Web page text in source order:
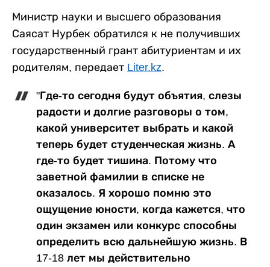
Министр науки и высшего образования
Саясат Нурбек обратился к не получивших
государственный грант абитуриентам и их
родителям, передает Liter.kz.
"Где-то сегодня будут объятия, слезы
радости и долгие разговоры о том,
какой университет выбрать и какой
теперь будет студенческая жизнь. А
где-то будет тишина. Потому что
заветной фамилии в списке не
оказалось. Я хорошо помню это
ощущение юности, когда кажется, что
один экзамен или конкурс способны
определить всю дальнейшую жизнь. В
17-18 лет мы действительно